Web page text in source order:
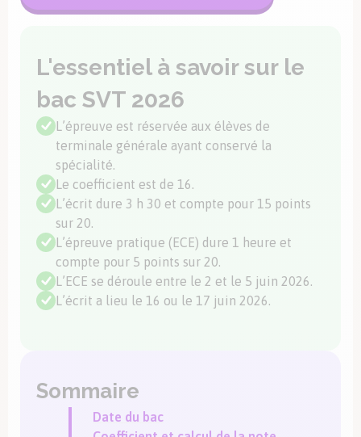
L'essentiel à savoir sur le
bac SVT 2026
L’épreuve est réservée aux élèves de
terminale générale ayant conservé la
spécialité.
Le coefficient est de 16.
L’écrit dure 3 h 30 et compte pour 15 points
sur 20.
L’épreuve pratique (ECE) dure 1 heure et
compte pour 5 points sur 20.
L’ECE se déroule entre le 2 et le 5 juin 2026.
L’écrit a lieu le 16 ou le 17 juin 2026.
Sommaire
Date du bac